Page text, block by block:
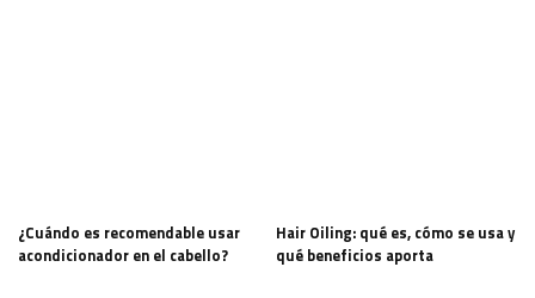
¿Cuándo es recomendable usar
acondicionador en el cabello?
Hair Oiling: qué es, cómo se usa y
qué beneficios aporta